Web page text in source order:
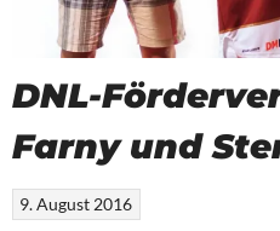
DNL-
Farny und
9. August 2016